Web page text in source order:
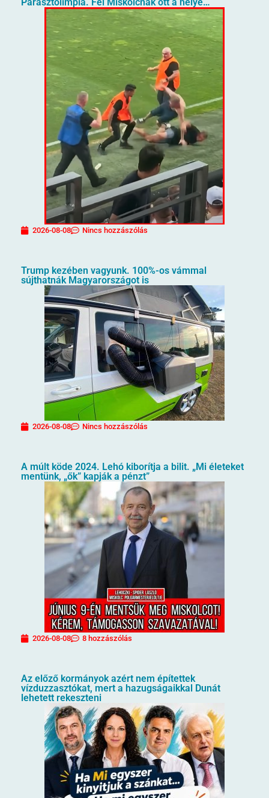
Parasztolimpia. Fél Miskolcnak ott a helye…
2026-08-08 Nincs hozzászólás
Trump kezében vagyunk. 100%-os vámmal
sújthatnák Magyarországot is
2026-08-08 Nincs hozzászólás
A múlt köde 2024. Lehó kiborítja a bilit. „Mi életeket
mentünk, „ők” kapják a pénzt”
2026-08-08 8 hozzászólás
Az előző kormányok azért nem építettek
vízduzzasztókat, mert a hazugságaikkal Dunát
lehetett rekeszteni